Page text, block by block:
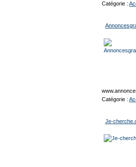
Catégorie :
Catégorie :
Je-